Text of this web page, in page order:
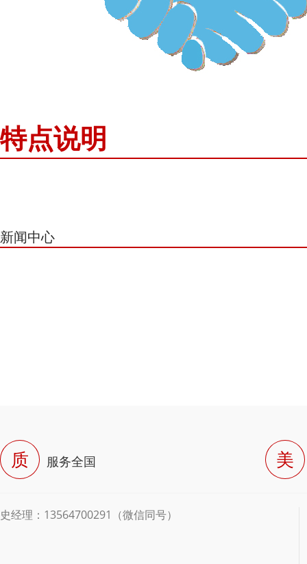
特点说明
新闻中心
质 服务全国 美
史经理：13564700291（微信同号）